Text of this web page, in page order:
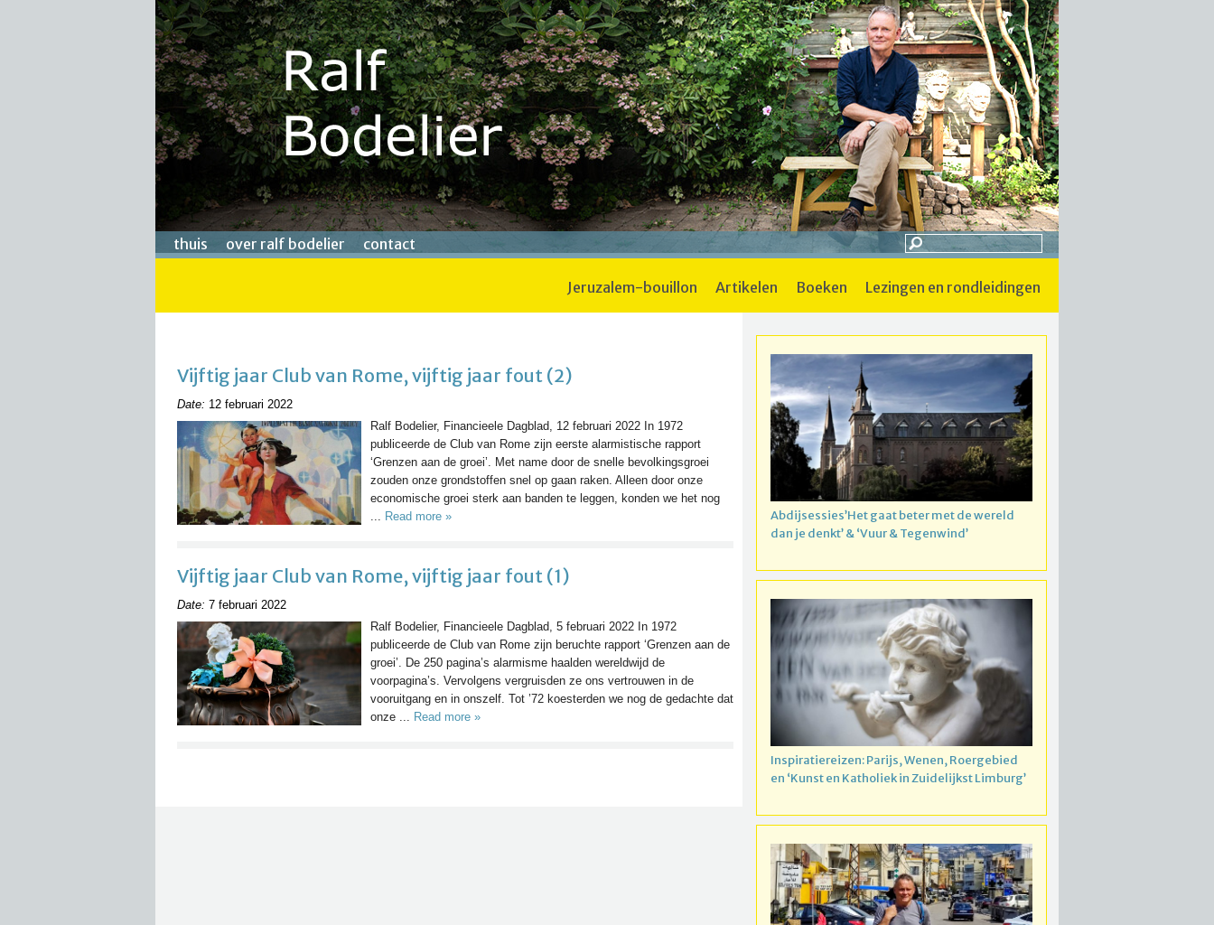
thuis over ralf bodelier contact
jeruzalem-bouillon artikelen boeken lezingen en rondleidingen
Vijftig jaar Club van Rome, vijftig jaar fout (2)
Date: 12 februari 2022
Ralf Bodelier, Financieele Dagblad, 12 februari 2022 In 1972
publiceerde de Club van Rome zijn eerste alarmistische rapport
‘Grenzen aan de groei’. Met name door de snelle bevolkingsgroei
zouden onze grondstoffen snel op gaan raken. Alleen door onze
economische groei sterk aan banden te leggen, konden we het nog
... Read more »
Vijftig jaar Club van Rome, vijftig jaar fout (1)
Date: 7 februari 2022
Ralf Bodelier, Financieele Dagblad, 5 februari 2022 In 1972
publiceerde de Club van Rome zijn beruchte rapport ‘Grenzen aan de
groei’. De 250 pagina’s alarmisme haalden wereldwijd de
voorpagina’s. Vervolgens vergruisden ze ons vertrouwen in de
vooruitgang en in onszelf. Tot ’72 koesterden we nog de gedachte dat
onze ...
Read more »
Abdijsessies’Het gaat beter met de wereld
dan je denkt’ & ‘Vuur & Tegenwind’
Inspiratiereizen: Parijs, Wenen, Roergebied
en ‘Kunst en Katholiek in Zuidelijkst Limburg’